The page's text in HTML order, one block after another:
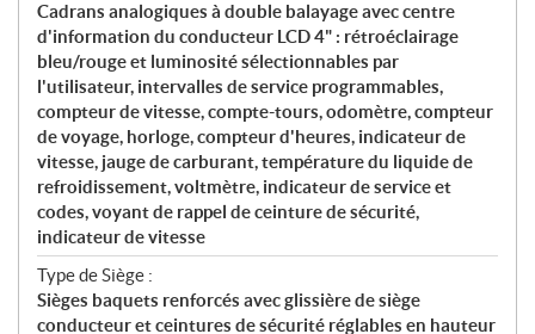
Cadrans analogiques à double balayage avec centre
d'information du conducteur LCD 4" : rétroéclairage
bleu/rouge et luminosité sélectionnables par
l'utilisateur, intervalles de service programmables,
compteur de vitesse, compte-tours, odomètre, compteur
de voyage, horloge, compteur d'heures, indicateur de
vitesse, jauge de carburant, température du liquide de
refroidissement, voltmètre, indicateur de service et
codes, voyant de rappel de ceinture de sécurité,
indicateur de vitesse
Type de Siège :
Sièges baquets renforcés avec glissière de siège
conducteur et ceintures de sécurité réglables en hauteur